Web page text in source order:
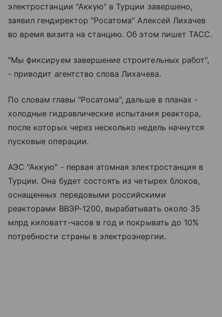
электростанции "Аккую" в Турции завершено,
заявил гендиректор "Росатома" Алексей Лихачев
во время визита на станцию. Об этом пишет ТАСС.
"Мы фиксируем завершение строительных работ",
- приводит агентство слова Лихачева.
По словам главы "Росатома", дальше в планах -
холодные гидравлические испытания реактора,
после которых через несколько недель начнутся
пусковые операции.
АЭС "Аккую" - первая атомная электростанция в
Турции. Она будет состоять из четырех блоков,
оснащенных передовыми российскими
реакторами ВВЭР-1200, вырабатывать около 35
млрд киловатт-часов в год и покрывать до 10%
потребности страны в электроэнергии.